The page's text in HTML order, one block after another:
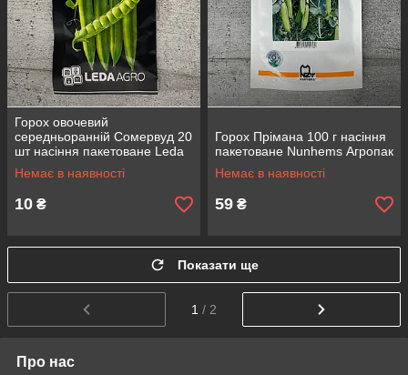
Горох овочевий
середньоранній Сомервуд 20
шт насіння пакетоване Leda
Agro
Немає в наявності
10 ₴
Горох Прімана 100 г насіння
пакетоване Nunhems Агропак
Немає в наявності
59 ₴
Показати ще
1 / 2
Про нас